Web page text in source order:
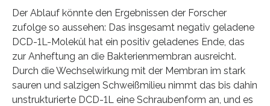
Der Ablauf könnte den Ergebnissen der Forscher
zufolge so aussehen: Das insgesamt negativ geladene
DCD-1L-Molekül hat ein positiv geladenes Ende, das
zur Anheftung an die Bakterienmembran ausreicht.
Durch die Wechselwirkung mit der Membran im stark
sauren und salzigen Schweißmilieu nimmt das bis dahin
unstrukturierte DCD-1L eine Schraubenform an, und es